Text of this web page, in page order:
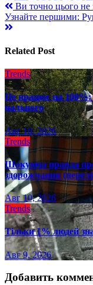
Навигация
по
Ви точно цього не
Узнайте першими:
Related Post
Trends
Це працює на
пального
Авг 10, 2026
Trends
Шокуюча правда
здорожчання
Авг 10, 2026
Trends
Тільки 1% людей
Авг 9, 2026
Добавить